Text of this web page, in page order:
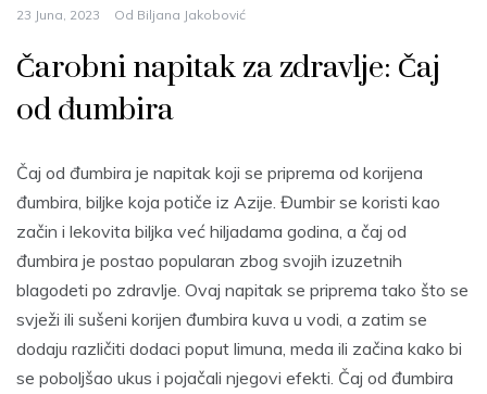
23 Juna, 2023 Od Biljana Jakobović
Čarobni napitak za zdravlje: Čaj
od đumbira
Čaj od đumbira je napitak koji se priprema od korijena
đumbira, biljke koja potiče iz Azije. Đumbir se koristi kao
začin i lekovita biljka već hiljadama godina, a čaj od
đumbira je postao popularan zbog svojih izuzetnih
blagodeti po zdravlje. Ovaj napitak se priprema tako što se
svježi ili sušeni korijen đumbira kuva u vodi, a zatim se
dodaju različiti dodaci poput limuna, meda ili začina kako bi
se poboljšao ukus i pojačali njegovi efekti. Čaj od đumbira